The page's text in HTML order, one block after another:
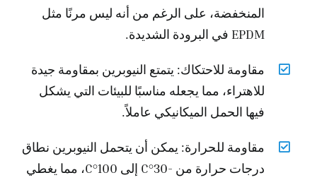
المنخفضة، على الرغم من أنه ليس مرنًا مثل
EPDM في البرودة الشديدة.
مقاومة للاحتكاك: يتمتع النيوبرين بمقاومة جيدة
للاهتراء، مما يجعله مناسبًا للبيئات التي يشكل
فيها الحمل الميكانيكي عاملاً.
مقاومة للحرارة: يمكن أن يتحمل النيوبرين نطاق
درجات حرارة من -30°C إلى 100°C، مما يغطي